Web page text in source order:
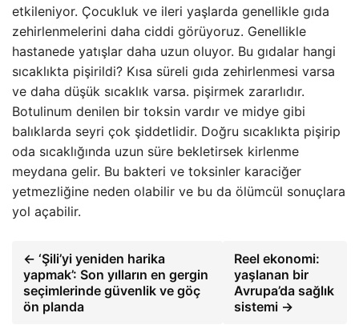
etkileniyor. Çocukluk ve ileri yaşlarda genellikle gıda
zehirlenmelerini daha ciddi görüyoruz. Genellikle
hastanede yatışlar daha uzun oluyor. Bu gıdalar hangi
sıcaklıkta pişirildi? Kısa süreli gıda zehirlenmesi varsa
ve daha düşük sıcaklık varsa. pişirmek zararlıdır.
Botulinum denilen bir toksin vardır ve midye gibi
balıklarda seyri çok şiddetlidir. Doğru sıcaklıkta pişirip
oda sıcaklığında uzun süre bekletirsek kirlenme
meydana gelir. Bu bakteri ve toksinler karaciğer
yetmezliğine neden olabilir ve bu da ölümcül sonuçlara
yol açabilir.
← ‘Şili’yi yeniden harika
yapmak’: Son yılların en gergin
seçimlerinde güvenlik ve göç
ön planda
Reel ekonomi:
yaşlanan bir
Avrupa’da sağlık
sistemi →